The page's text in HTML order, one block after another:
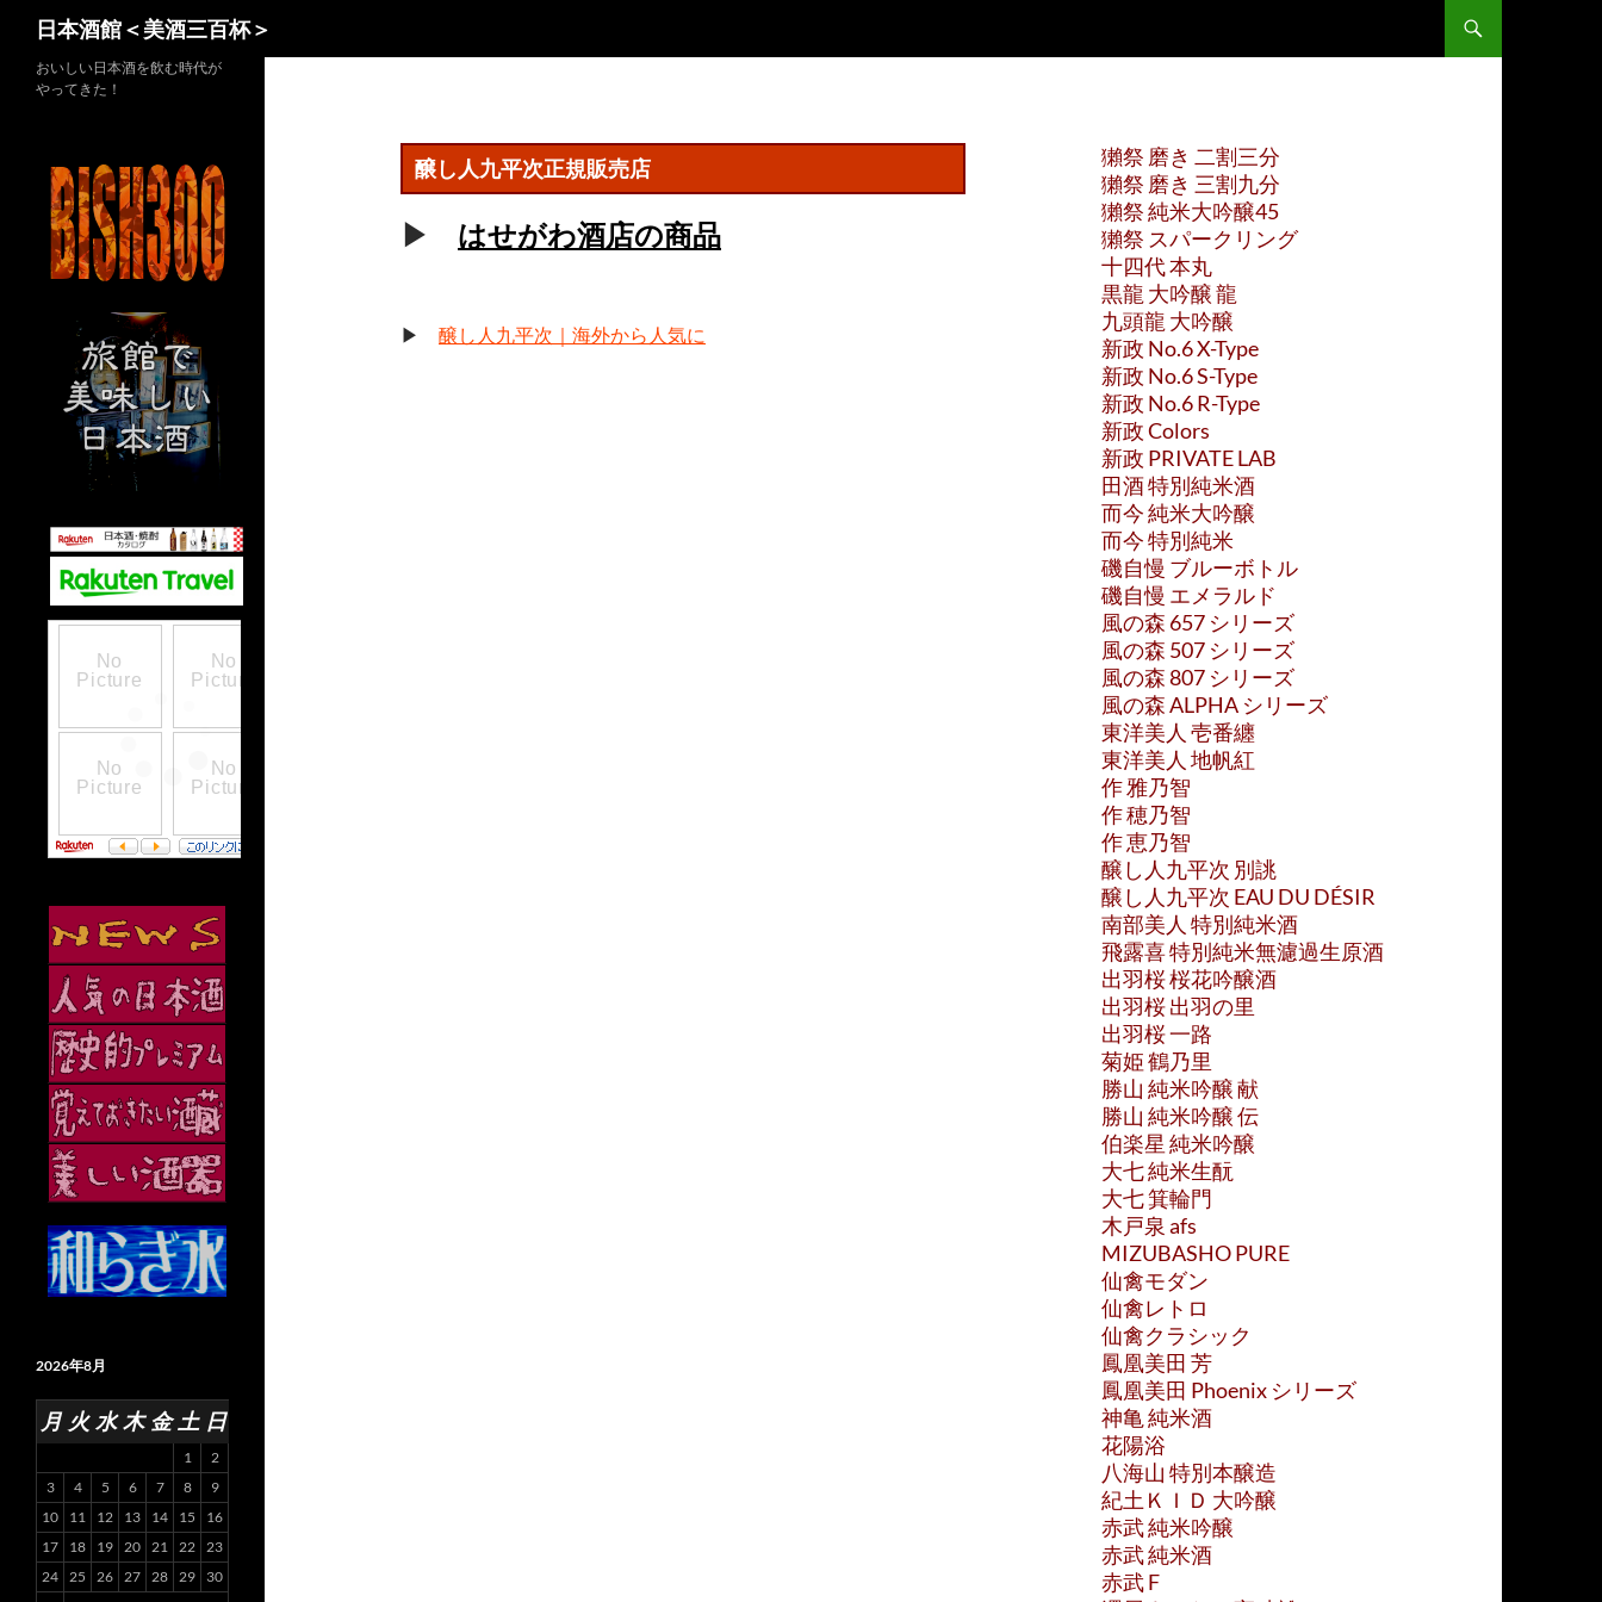
日本酒館＜美酒三百杯＞
醸し人九平次正規販売店
▶ はせがわ酒店の商品
▶ 醸し人九平次｜海外から人気に
獺祭 磨き 二割三分
獺祭 磨き 三割九分
獺祭 純米大吟醸45
獺祭 スパークリング
十四代 本丸
黒龍 大吟醸 龍
九頭龍 大吟醸
新政 No.6 X-Type
新政 No.6 S-Type
新政 No.6 R-Type
新政 Colors
新政 PRIVATE LAB
田酒 特別純米酒
而今 純米大吟醸
而今 特別純米
磯自慢 ブルーボトル
磯自慢 エメラルド
風の森 657 シリーズ
風の森 507 シリーズ
風の森 807 シリーズ
風の森 ALPHA シリーズ
東洋美人 壱番纏
東洋美人 地帆紅
作 雅乃智
作 穂乃智
作 恵乃智
醸し人九平次 別誂
醸し人九平次 EAU DU DÉSIR
南部美人 特別純米酒
飛露喜 特別純米無濾過生原酒
出羽桜 桜花吟醸酒
出羽桜 出羽の里
出羽桜 一路
菊姫 鶴乃里
勝山 純米吟醸 献
勝山 純米吟醸 伝
伯楽星 純米吟醸
大七 純米生酛
大七 箕輪門
木戸泉 afs
MIZUBASHO PURE
仙禽モダン
仙禽レトロ
仙禽クラシック
鳳凰美田 芳
鳳凰美田 Phoenix シリーズ
神亀 純米酒
花陽浴
八海山 特別本醸造
紀土ＫＩＤ 大吟醸
赤武 純米吟醸
赤武 純米酒
赤武 F
おいしい日本酒を飲む時代が
やってきた！
2026年8月
月 火 水 木 金 土 日
1
2
3
4 5 6 7 8
9
10
11 12 13 14 15
16
17
18 19 20 21 22 23
24 25 26 27 28 29
30